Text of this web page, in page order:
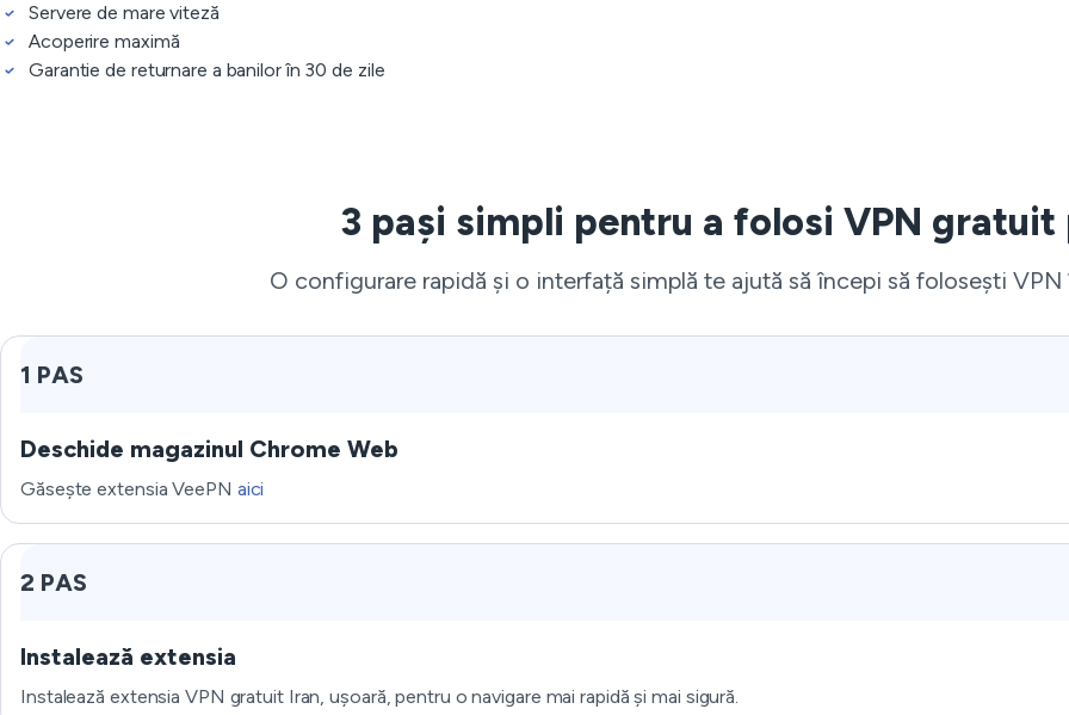
Servere de mare viteză
Acoperire maximă
Garantie de returnare a banilor în 30 de zile
3 pași simpli pentru a folosi VPN gratuit
O configurare rapidă și o interfață simplă te ajută să începi să folosești
1 PAS
Deschide magazinul Chrome Web
Găsește extensia VeePN aici
2 PAS
Instalează extensia
Instalează extensia VPN gratuit Iran, ușoară, pentru o navigare mai rapidă și mai sigură.